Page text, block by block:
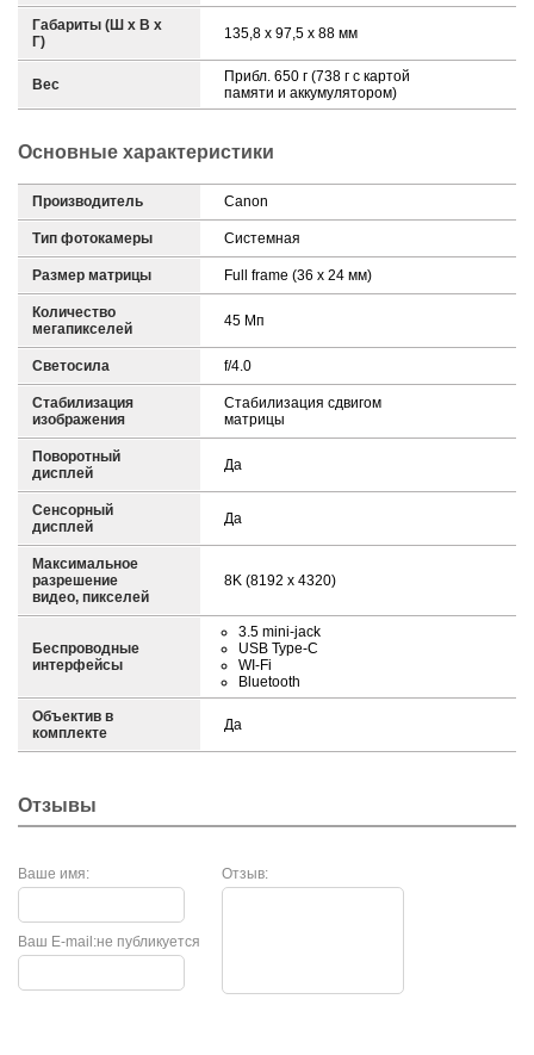
Габариты (Ш х В х
Г)
135,8 x 97,5 x 88 мм
Вес
Прибл. 650 г (738 г с картой
памяти и аккумулятором)
Основные характеристики
Производитель Canon
Тип фотокамеры Системная
Размер матрицы Full frame (36 x 24 мм)
Количество
мегапикселей
45 Мп
Светосила f/4.0
Стабилизация
изображения
Стабилизация сдвигом
матрицы
Поворотный
дисплей
Да
Сенсорный
дисплей
Да
Максимальное
разрешение
видео, пикселей
8K (8192 x 4320)
Беспроводные
интерфейсы
3.5 mini-jack
USB Type-C
WI-Fi
Bluetooth
Объектив в
комплекте
Да
Отзывы
Ваше имя: Отзыв:
не публикуется
Ваш E-mail: